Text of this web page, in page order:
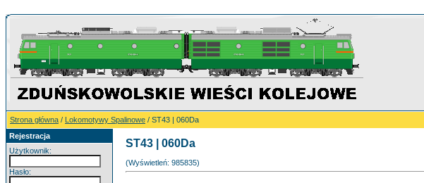
Strona główna / Lokomotywy Spalinowe / ST43 | 060Da
Rejestracja
Użytkownik:
Hasło:
ST43 | 060Da
(Wyświetleń: 985835)